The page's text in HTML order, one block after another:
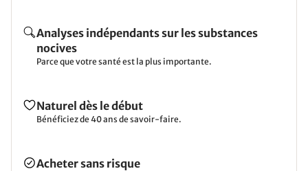
Analyses indépendants sur les substances
nocives
Parce que votre santé est la plus importante.
Naturel dès le début
Bénéficiez de 40 ans de savoir-faire.
Acheter sans risque